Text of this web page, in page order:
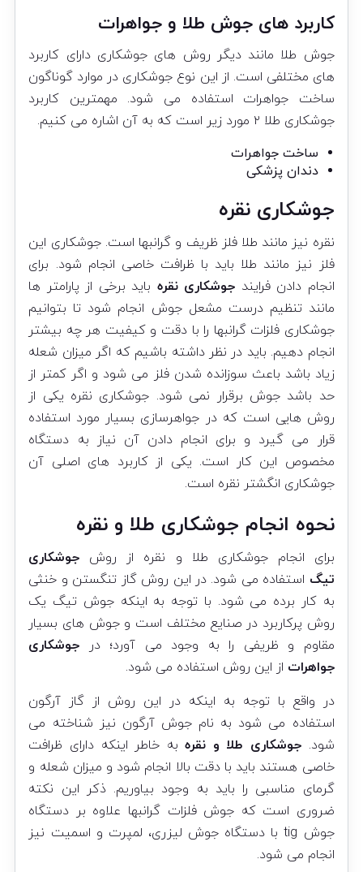
کاربرد های جوش طلا و جواهرات
جوش طلا مانند دیگر روش های جوشکاری دارای کاربرد
های مختلفی است. از این نوع جوشکاری در موارد گوناگون
ساخت جواهرات استفاده می شود. مهمترین کاربرد
جوشکاری طلا ۲ مورد زیر است که به آن اشاره می کنیم.
ساخت جواهرات
دندان پزشکی
جوشکاری نقره
نقره نیز مانند طلا فلز ظریف و گرانبها است. جوشکاری این
فلز نیز مانند طلا باید با ظرافت خاصی انجام شود. برای
انجام دادن فرایند جوشکاری نقره باید برخی از پارامتر ها
مانند تنظیم درست مشعل جوش انجام شود تا بتوانیم
جوشکاری فلزات گرانبها را با دقت و کیفیت هر چه بیشتر
انجام دهیم. باید در نظر داشته باشیم که اگر میزان شعله
زیاد باشد باعث سوزانده شدن فلز می شود و اگر کمتر از
حد باشد جوش برقرار نمی شود. جوشکاری نقره یکی از
روش هایی است که در جواهرسازی بسیار مورد استفاده
قرار می گیرد و برای انجام دادن آن نیاز به دستگاه
مخصوص این کار است. یکی از کاربرد های اصلی آن
جوشکاری انگشتر نقره است.
نحوه انجام جوشکاری طلا و نقره
برای انجام جوشکاری طلا و نقره از روش جوشکاری
تیگ استفاده می شود. در این روش گاز تنگستن و خنثی
به کار برده می شود. با توجه به اینکه جوش تیگ یک
روش پرکاربرد در صنایع مختلف است و جوش های بسیار
مقاوم و ظریفی را به وجود می آورد؛ در جوشکاری
جواهرات از این روش استفاده می شود.
در واقع با توجه به اینکه در این روش از گاز آرگون
استفاده می شود به نام جوش آرگون نیز شناخته می
شود. جوشکاری طلا و نقرهبه خاطر اینکه دارای ظرافت
خاصی هستند باید با دقت بالا انجام شود و میزان شعله و
گرمای مناسبی را باید به وجود بیاوریم. ذکر این نکته
ضروری است که جوش فلزات گرانبها علاوه بر دستگاه
جوش tig با دستگاه جوش لیزری، لمپرت و اسمیت نیز
انجام می شود.